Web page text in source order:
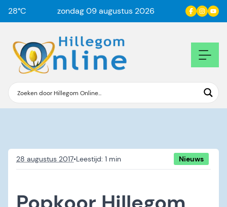
28°C zondag 09 augustus 2026
28 augustus 2017• Nieuws